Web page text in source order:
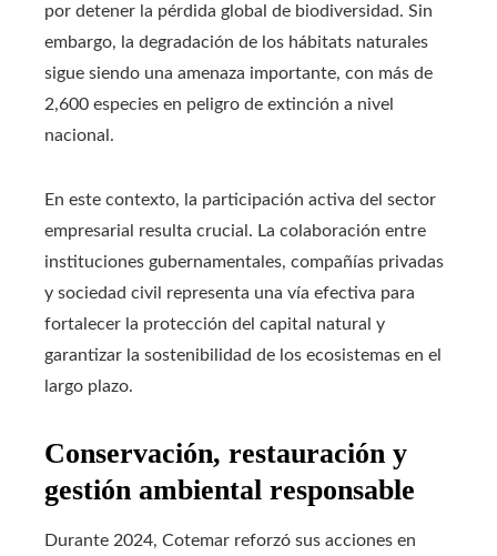
por detener la pérdida global de biodiversidad. Sin
embargo, la degradación de los hábitats naturales
sigue siendo una amenaza importante, con más de
2,600 especies en peligro de extinción a nivel
nacional.
En este contexto, la participación activa del sector
empresarial resulta crucial. La colaboración entre
instituciones gubernamentales, compañías privadas
y sociedad civil representa una vía efectiva para
fortalecer la protección del capital natural y
garantizar la sostenibilidad de los ecosistemas en el
largo plazo.
Conservación, restauración y
gestión ambiental responsable
Durante 2024, Cotemar reforzó sus acciones en